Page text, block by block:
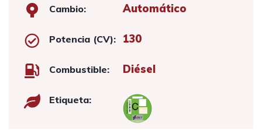
Cambio: Automático
Potencia (CV): 130
Combustible: Diésel
Etiqueta: